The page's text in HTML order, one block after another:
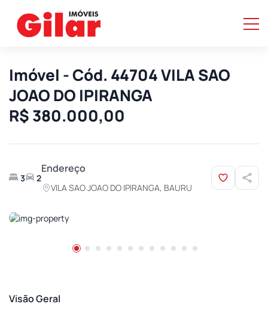
Imóvel - Cód. 44704 VILA SAO
JOAO DO IPIRANGA
R$ 380.000,00
3 2
Endereço
VILA SAO JOAO DO IPIRANGA, BAURU
Visão Geral